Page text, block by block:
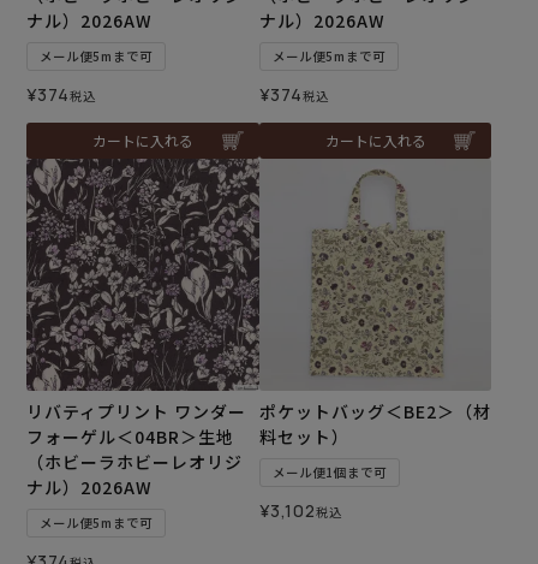
ナル）2026AW
メール便5mまで可
¥374税込
カートに入れる
ナル）2026AW
メール便5mまで可
¥374税込
カートに入れる
リバティプリント ワンダー
フォーゲル＜04BR＞生地
（ホビーラホビーレオリジ
ナル）2026AW
メール便5mまで可
ポケットバッグ＜BE2＞（材
料セット）
メール便1個まで可
¥3,102税込